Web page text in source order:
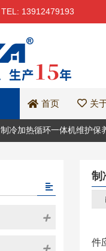
TEL: 13912479193
首页 关
制冷加热循环一体机维护保
制
件